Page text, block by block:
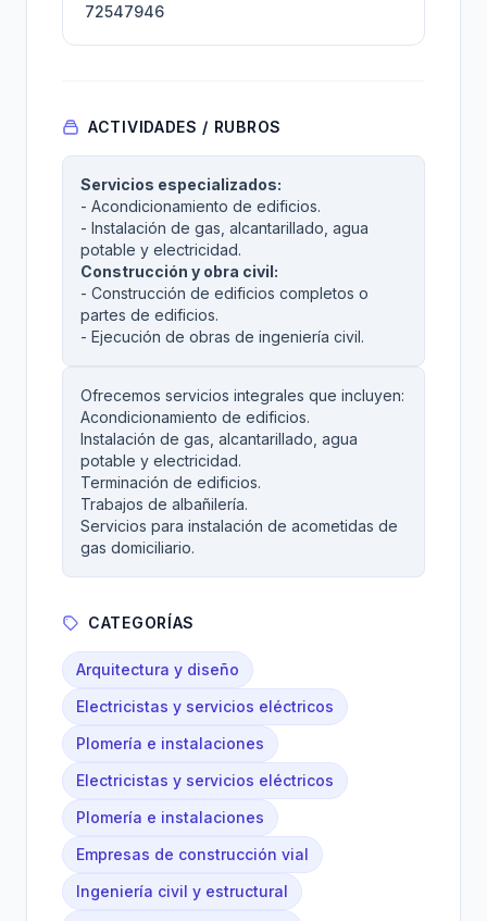
72547946
ACTIVIDADES / RUBROS
Servicios especializados:
- Acondicionamiento de edificios.
- Instalación de gas, alcantarillado, agua
potable y electricidad.
Construcción y obra civil:
- Construcción de edificios completos o
partes de edificios.
- Ejecución de obras de ingeniería civil.
Ofrecemos servicios integrales que incluyen:
Acondicionamiento de edificios.
Instalación de gas, alcantarillado, agua
potable y electricidad.
Terminación de edificios.
Trabajos de albañilería.
Servicios para instalación de acometidas de
gas domiciliario.
CATEGORÍAS
Arquitectura y diseño
Electricistas y servicios eléctricos
Plomería e instalaciones
Electricistas y servicios eléctricos
Plomería e instalaciones
Empresas de construcción vial
Ingeniería civil y estructural